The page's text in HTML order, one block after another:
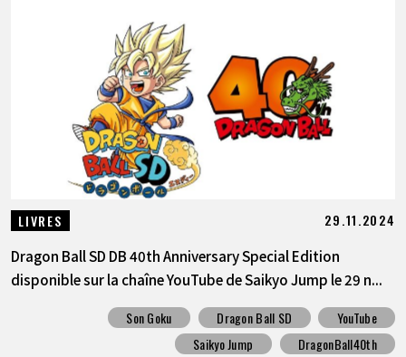
LIVRES 29.11.2024
Dragon Ball SD DB 40th Anniversary Special Edition
disponible sur la chaîne YouTube de Saikyo Jump le 29 n...
Son Goku Dragon Ball SD
YouTube
Saikyo Jump
DragonBall40th